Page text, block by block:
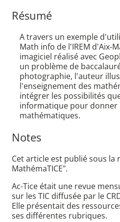
Résumé
A travers un exemple
Math info de l'IREM d'Aix-
imagiciel réalisé avec
un problème de
photographie, l'auteur
l'enseignement des
intégrer les possibilités
informatique pour donner
mathématiques.
Notes
Cet article est publié sous la
MathémaTICE".
Ac-Tice était une revue
sur les TIC diffusée par le
Elle présentait des
ses différentes rubriques.